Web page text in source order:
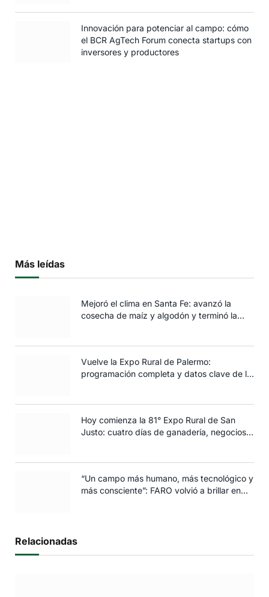
Innovación para potenciar al campo: cómo
el BCR AgTech Forum conecta startups con
inversores y productores
Más leídas
Mejoró el clima en Santa Fe: avanzó la
cosecha de maíz y algodón y terminó la
Vuelve la Expo Rural de Palermo:
programación completa y datos clave de la
Hoy comienza la 81° Expo Rural de San
Justo: cuatro días de ganadería, negocios y
“Un campo más humano, más tecnológico y
más consciente”: FARO volvió a brillar en
Relacionadas